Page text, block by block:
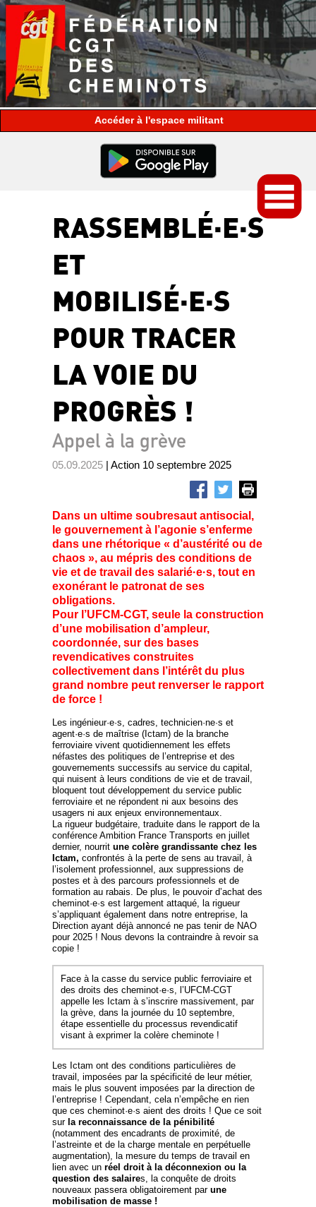
espace militant
RASSEMBLÉ·E·S
ET
MOBILISÉ·E·S
POUR TRACER
LA VOIE DU
PROGRÈS !
Appel à la grève
05.09.2025 | Action 10 septembre 2025
Dans un ultime soubresaut antisocial,
le gouvernement à l’agonie s’enferme
dans une rhétorique « d’austérité ou de
chaos », au mépris des conditions de
vie et de travail des salarié·e·s, tout en
exonérant le patronat de ses
obligations.
Pour l’UFCM-CGT, seule la construction
d’une mobilisation d’ampleur,
coordonnée, sur des bases
revendicatives construites
collectivement dans l’intérêt du plus
grand nombre peut renverser le rapport
de force !
Les ingénieur·e·s, cadres, technicien·ne·s et
agent·e·s de maîtrise (Ictam) de la branche
ferroviaire vivent quotidiennement les effets
néfastes des politiques de l’entreprise et des
gouvernements successifs au service du capital,
qui nuisent à leurs conditions de vie et de travail,
bloquent tout développement du service public
ferroviaire et ne répondent ni aux besoins des
usagers ni aux enjeux environnementaux.
La rigueur budgétaire, traduite dans le rapport de la
conférence Ambition France Transports en juillet
dernier, nourrit une colère grandissante chez les
Ictam, confrontés à la perte de sens au travail, à
l’isolement professionnel, aux suppressions de
postes et à des parcours professionnels et de
formation au rabais. De plus, le pouvoir d’achat des
cheminot·e·s est largement attaqué, la rigueur
s’appliquant également dans notre entreprise, la
Direction ayant déjà annoncé ne pas tenir de NAO
pour 2025 ! Nous devons la contraindre à revoir sa
copie !
Face à la casse du service public ferroviaire et
des droits des cheminot·e·s, l’UFCM-CGT
appelle les Ictam à s’inscrire massivement, par
la grève, dans la journée du 10 septembre,
étape essentielle du processus revendicatif
visant à exprimer la colère cheminote !
Les Ictam ont des conditions particulières de
travail, imposées par la spécificité de leur métier,
mais le plus souvent imposées par la direction de
l’entreprise ! Cependant, cela n’empêche en rien
que ces cheminot·e·s aient des droits ! Que ce soit
surla reconnaissance de la pénibilité
(notamment des encadrants de proximité, de
l’astreinte et de la charge mentale en perpétuelle
augmentation), la mesure du temps de travail en
lien avec un réel droit à la déconnexion ou la
question des salaires, la conquête de droits
nouveaux passera obligatoirement par une
mobilisation de masse !